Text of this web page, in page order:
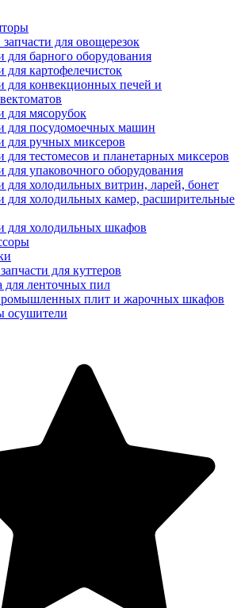
для овощерезок
для барного оборудования
для картофелечисток
для конвекционных печей и
для мясорубок
для посудомоечных машин
для ручных миксеров
для тестомесов и планетарных миксеров
для упаковочного оборудования
для холодильных витрин, ларей, бонет
для холодильных камер, расширительные
для холодильных шкафов
для куттеров
для ленточных пил
плит и жарочных шкафов
осушители